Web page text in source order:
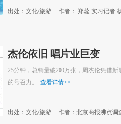
出处：文化/旅游 作者： 郑蕊 实习记者
杰伦依旧 唱片业巨变
25分钟，总销量破200万张，周杰伦凭借
的号召力。
查看详情>>
出处：文化/旅游 作者：北京商报沸点调